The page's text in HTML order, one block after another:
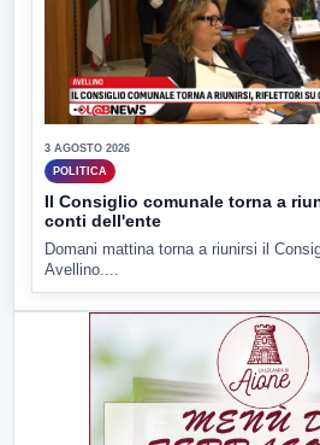
3 AGOSTO 2026
POLITICA
Il Consiglio comunale torna a
conti dell'ente
Domani mattina torna a riunirsi il
Avellino....